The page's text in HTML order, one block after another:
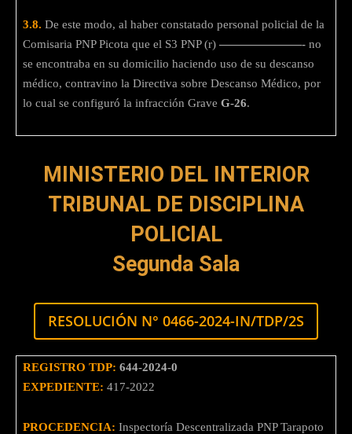
3.8. De este modo, al haber constatado personal policial de la
Comisaria PNP Picota que el S3 PNP (r) ———————- no
se encontraba en su domicilio haciendo uso de su descanso
médico, contravino la Directiva sobre Descanso Médico, por
lo cual se configuró la infracción Grave G-26.
MINISTERIO DEL INTERIOR
TRIBUNAL DE DISCIPLINA
POLICIAL
Segunda Sala
RESOLUCIÓN N° 0466-2024-IN/TDP/2S
REGISTRO TDP: 644-2024-0
EXPEDIENTE: 417-2022
PROCEDENCIA: Inspectoría Descentralizada PNP Tarapoto